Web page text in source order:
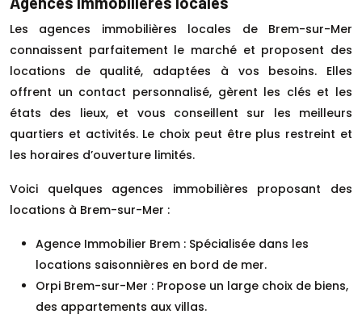
Les agences immobilières locales de Brem-sur-Mer
connaissent parfaitement le marché et proposent des
locations de qualité, adaptées à vos besoins. Elles
offrent un contact personnalisé, gèrent les clés et les
états des lieux, et vous conseillent sur les meilleurs
quartiers et activités. Le choix peut être plus restreint et
les horaires d’ouverture limités.
Voici quelques agences immobilières proposant des
locations à Brem-sur-Mer :
Agence Immobilier Brem : Spécialisée dans les
locations saisonnières en bord de mer.
Orpi Brem-sur-Mer : Propose un large choix de biens,
des appartements aux villas.